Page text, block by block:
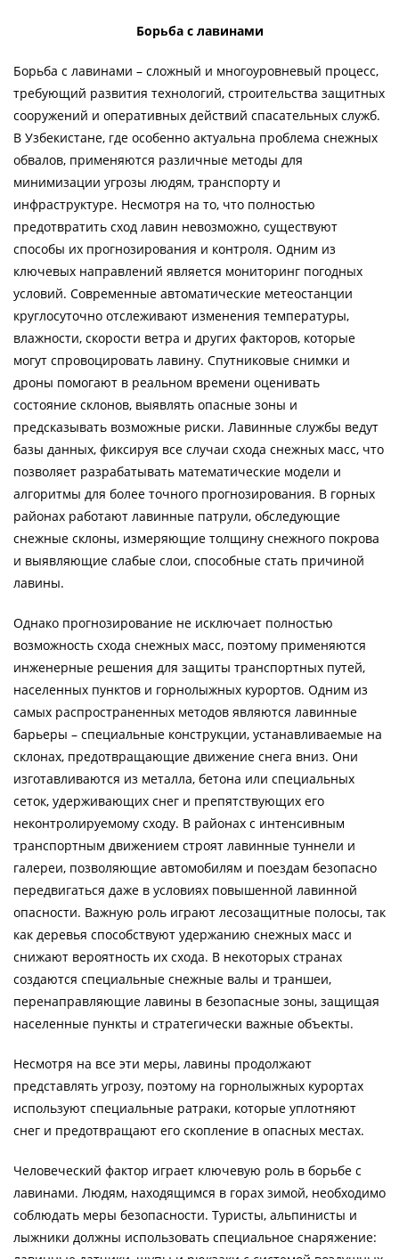
Борьба с лавинами
Борьба с лавинами – сложный и многоуровневый процесс,
требующий развития технологий, строительства защитных
сооружений и оперативных действий спасательных служб.
В Узбекистане, где особенно актуальна проблема снежных
обвалов, применяются различные методы для
минимизации угрозы людям, транспорту и
инфраструктуре. Несмотря на то, что полностью
предотвратить сход лавин невозможно, существуют
способы их прогнозирования и контроля. Одним из
ключевых направлений является мониторинг погодных
условий. Современные автоматические метеостанции
круглосуточно отслеживают изменения температуры,
влажности, скорости ветра и других факторов, которые
могут спровоцировать лавину. Спутниковые снимки и
дроны помогают в реальном времени оценивать
состояние склонов, выявлять опасные зоны и
предсказывать возможные риски. Лавинные службы ведут
базы данных, фиксируя все случаи схода снежных масс, что
позволяет разрабатывать математические модели и
алгоритмы для более точного прогнозирования. В горных
районах работают лавинные патрули, обследующие
снежные склоны, измеряющие толщину снежного покрова
и выявляющие слабые слои, способные стать причиной
лавины.
Однако прогнозирование не исключает полностью
возможность схода снежных масс, поэтому применяются
инженерные решения для защиты транспортных путей,
населенных пунктов и горнолыжных курортов. Одним из
самых распространенных методов являются лавинные
барьеры – специальные конструкции, устанавливаемые на
склонах, предотвращающие движение снега вниз. Они
изготавливаются из металла, бетона или специальных
сеток, удерживающих снег и препятствующих его
неконтролируемому сходу. В районах с интенсивным
транспортным движением строят лавинные туннели и
галереи, позволяющие автомобилям и поездам безопасно
передвигаться даже в условиях повышенной лавинной
опасности. Важную роль играют лесозащитные полосы, так
как деревья способствуют удержанию снежных масс и
снижают вероятность их схода. В некоторых странах
создаются специальные снежные валы и траншеи,
перенаправляющие лавины в безопасные зоны, защищая
населенные пункты и стратегически важные объекты.
Несмотря на все эти меры, лавины продолжают
представлять угрозу, поэтому на горнолыжных курортах
используют специальные ратраки, которые уплотняют
снег и предотвращают его скопление в опасных местах.
Человеческий фактор играет ключевую роль в борьбе с
лавинами. Людям, находящимся в горах зимой, необходимо
соблюдать меры безопасности. Туристы, альпинисты и
лыжники должны использовать специальное снаряжение: